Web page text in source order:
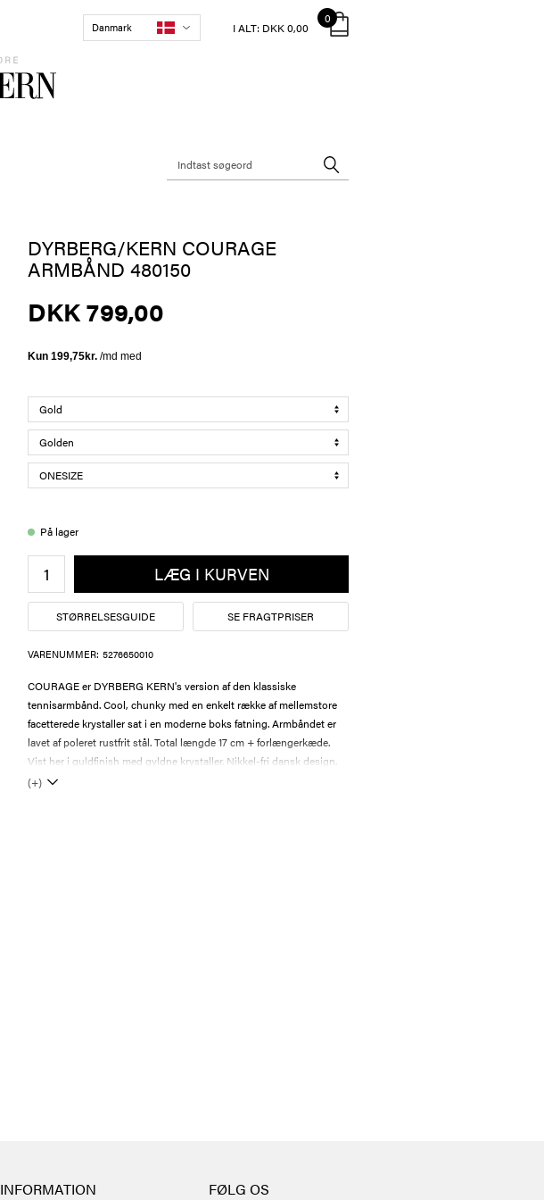
Danmark
0
I ALT: DKK 0,00
DYRBERG/KERN COURAGE
ARMBÅND 480150
DKK 799,00
På lager
LÆG I KURVEN
STØRRELSESGUIDE SE FRAGTPRISER
VARENUMMER: 5276650010
COURAGE er DYRBERG KERN's version af den klassiske
tennisarmbånd. Cool, chunky med en enkelt række af mellemstore
facetterede krystaller sat i en moderne boks fatning. Armbåndet er
lavet af poleret rustfrit stål. Total længde 17 cm + forlængerkæde.
Vist her i guldfinish med gyldne krystaller. Nikkel-fri dansk design.
(+)
INFORMATION FØLG OS